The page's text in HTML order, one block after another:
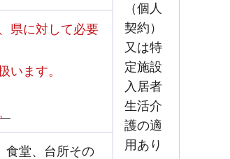
（個人
契約）
又は特
定施設
入居者
生活介
護の適
用あり
県に対して必要
います。
食堂、台所その